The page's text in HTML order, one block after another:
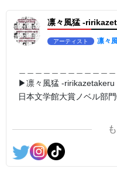
第2作品の章: “刺すように燃
部分[主人公である小説家の
＜小説/絵本版＞ 凛々風猛-
日本語版: https://amzn.asia/
＜著者:小説/絵本/挿画作成＞
日本語版: https://amzn.asia/d/
英語版: https://amzn.asia/d/
＿＿＿＿＿＿＿＿＿＿＿＿＿
▶︎SUZURI https://suzuri.jp/
▶︎UP-T up-t.jp/creator/
▶︎GICLEEPOD
凛々風猛 -
アーティスト 凛々
▶︎凛々風猛 -ririkazetakeru
日本文学館大賞ノベル部
<作品情報:配信中.> -
＿＿＿＿＿＿＿＿＿＿＿